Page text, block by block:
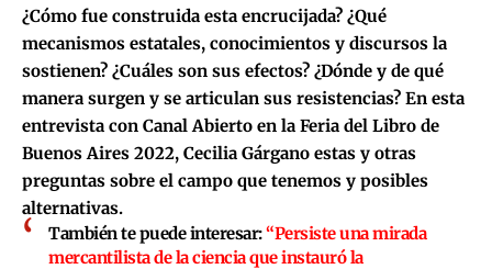
¿Cómo fue construida esta encrucijada? ¿Qué
mecanismos estatales, conocimientos y discursos la
sostienen? ¿Cuáles son sus efectos? ¿Dónde y de qué
manera surgen y se articulan sus resistencias? En esta
entrevista con Canal Abierto en la Feria del Libro de
Buenos Aires 2022, Cecilia Gárgano estas y otras
preguntas sobre el campo que tenemos y posibles
alternativas.
También te puede interesar:“Persiste una mirada
mercantilista de la ciencia que instauró la